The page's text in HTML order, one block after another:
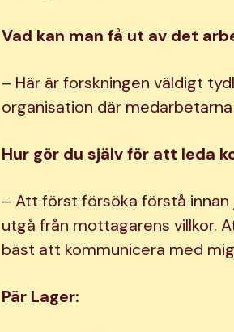
Vad kan man få ut av det
– Här är forskningen väldigt
organisation där
Hur gör du själv för att leda
– Att först försöka förstå
utgå från mottagarens villkor.
bäst att kommunicera med
Pär Lager: